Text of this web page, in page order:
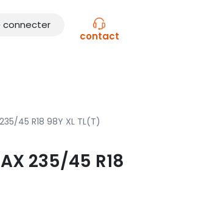
connecter
contact
45 R18 98Y XL TL(T)
235/45 R18